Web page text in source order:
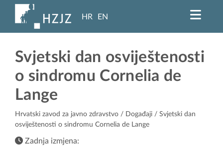
HR EN
Svjetski dan osviještenosti
o sindromu Cornelia de
Lange
Hrvatski zavod za javno zdravstvo / Događaji / Svjetski dan
osviještenosti o sindromu Cornelia de Lange
Zadnja izmjena: